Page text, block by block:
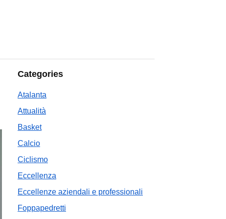
Categories
Atalanta
Attualità
Basket
Calcio
Ciclismo
Eccellenza
Eccellenze aziendali e professionali
Foppapedretti